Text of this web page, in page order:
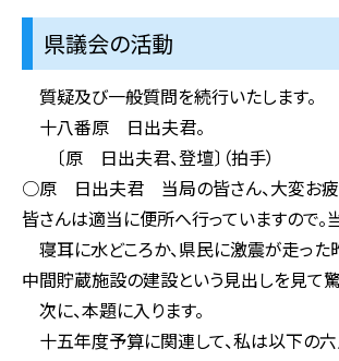
県議会の活動
質疑及び一般質問を続行いたします。
十八番原 日出夫君。
〔原 日出夫君、登壇〕（拍手）
○原 日出夫君 当局の皆さん、大変お疲れ
皆さんは適当に便所へ行っていますので
寝耳に水どころか、県民に激震が走っ
中間貯蔵施設の建設という見出しを見て
次に、本題に入ります。
十五年度予算に関連して、私は以下の